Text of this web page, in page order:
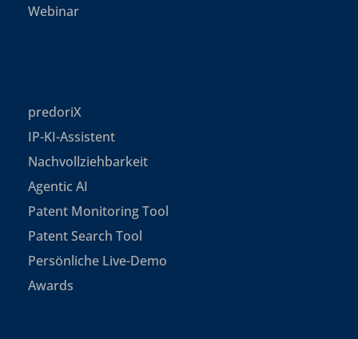
Webinar
predoriX
IP-KI-Assistent
Nachvollziehbarkeit
Agentic AI
Patent Monitoring Tool
Patent Search Tool
Persönliche Live-Demo
Awards